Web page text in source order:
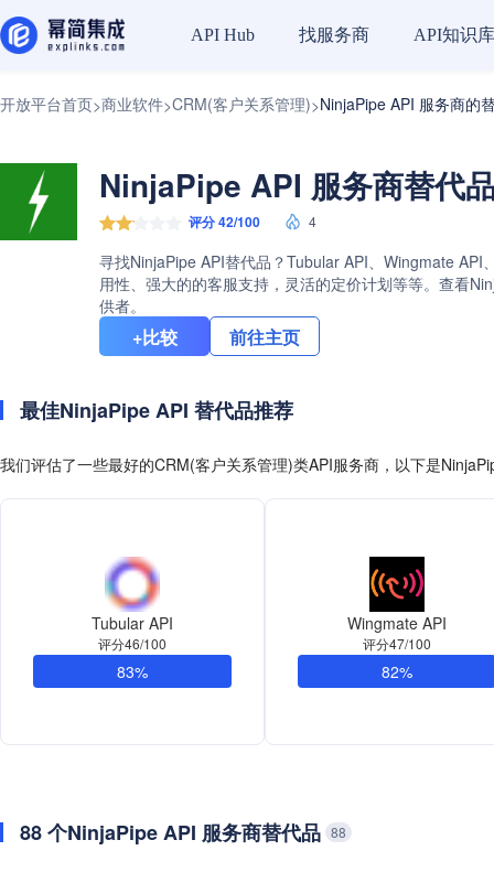
API Hub 找服务商 API知识库
开放平台首页>商业软件>CRM(客户关系管理)>NinjaPipe API 服务商的
NinjaPipe API 服务商替代
评分 42/100 4
寻找NinjaPipe API替代品？Tubular API、Wingmate
用性、强大的的客服支持，灵活的定价计划等等。查看
供者。
+比较 前往主页
最佳NinjaPipe API 替代品推荐
我们评估了一些最好的CRM(客户关系管理)类API服务商，以下是
Tubular API
评分46/100
83%
Wingmate API
评分47/100
82%
88 个NinjaPipe API 服务商替代品 88